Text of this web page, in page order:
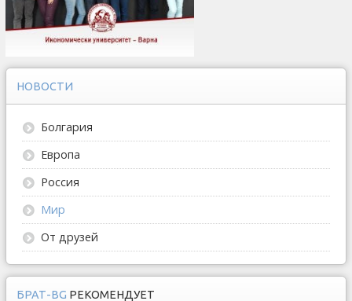
НОВОСТИ
Болгария
Европа
Россия
Мир
От друзей
БРАТ-BG РЕКОМЕНДУЕТ